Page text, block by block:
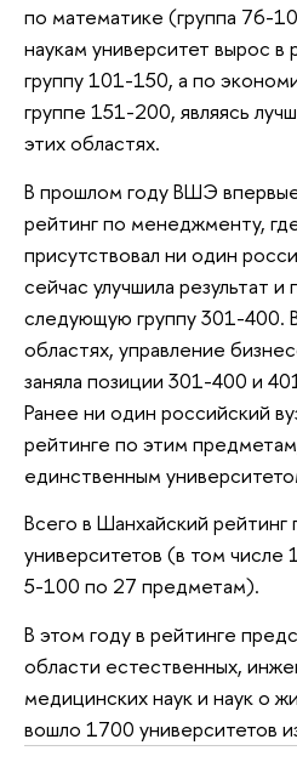
по математике (группа 76-
наукам университет вырос в
группу 101-150, а по
группе 151-200, являясь​
этих областях.
В прошлом году ВШЭ
рейтинг по менеджменту,
присутствовал ни один
сейчас улучшила результат и
следующую группу 301-400.
областях, управление
заняла позиции 301-400 и
Ранее ни один российский
рейтинге по этим
единственным
Всего в Шанхайский
университетов (в том числе
5-100 по 27 предметам).
В этом году в рейтинге
области естественных,
медицинских наук и наук о
вошло 1700 университетов